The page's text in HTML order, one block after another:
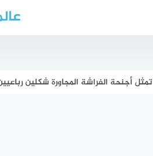
تمثل أجنحة الفراشة المجاورة شكلين رباعيين